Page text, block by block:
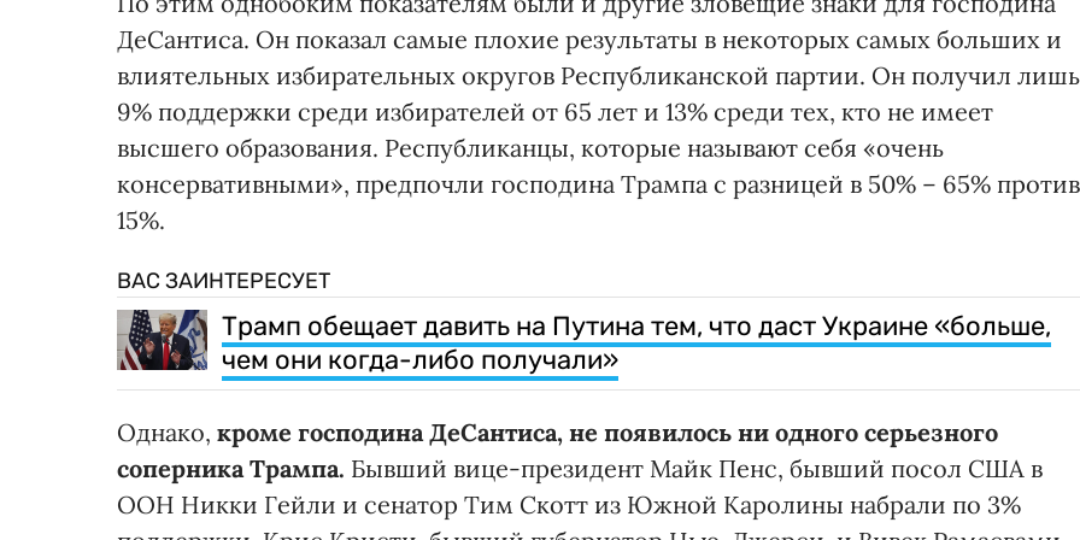
ДеСантиса. Он показал самые плохие результаты в некоторых самых больших и
влиятельных избирательных округов Республиканской партии. Он получил лишь
9% поддержки среди избирателей от 65 лет и 13% среди тех, кто не имеет
высшего образования. Республиканцы, которые называют себя «очень
консервативными», предпочли господина Трампа с разницей в 50% – 65% против
15%.
ВАС ЗАИНТЕРЕСУЕТ
Трамп обещает давить на Путина тем, что даст Украине «больше,
чем они когда-либо получали»
Однако, кроме господина ДеСантиса, не появилось ни одного серьезного
соперника Трампа. Бывший вице-президент Майк Пенс, бывший посол США в
ООН Никки Гейли и сенатор Тим Скотт из Южной Каролины набрали по 3%